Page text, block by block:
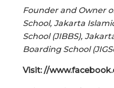
Founder and Owner
School, Jakarta
School (JIBBS),
Boarding School
Visit: //